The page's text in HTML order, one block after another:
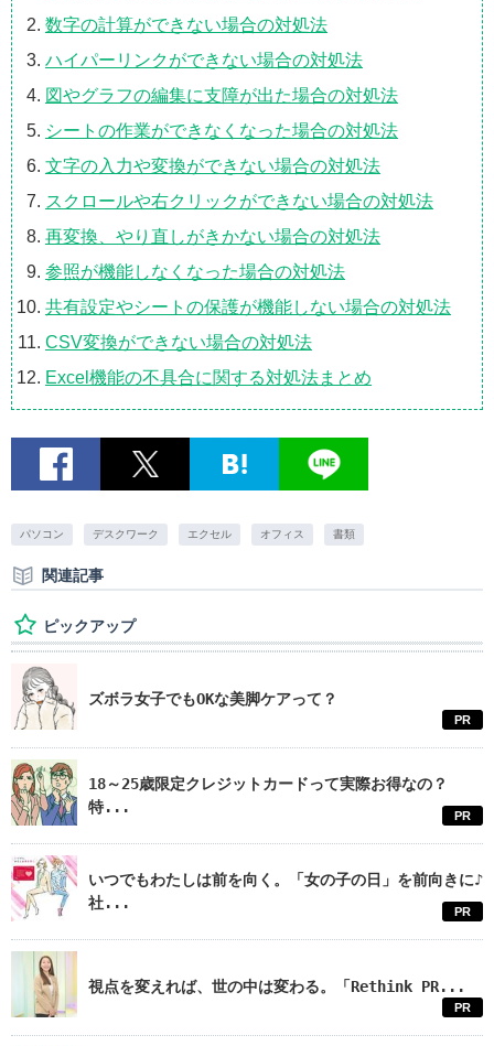
数字の計算ができない場合の対処法
ハイパーリンクができない場合の対処法
図やグラフの編集に支障が出た場合の対処法
シートの作業ができなくなった場合の対処法
文字の入力や変換ができない場合の対処法
スクロールや右クリックができない場合の対処法
再変換、やり直しがきかない場合の対処法
参照が機能しなくなった場合の対処法
共有設定やシートの保護が機能しない場合の対処法
CSV変換ができない場合の対処法
Excel機能の不具合に関する対処法まとめ
パソコン デスクワーク エクセル オフィス 書類
関連記事
ピックアップ
ズボラ女子でもOKな美脚ケアって？
PR
18～25歳限定クレジットカードって実際お得なの？
特...
PR
いつでもわたしは前を向く。「女の子の日」を前向きに♪
社...
PR
視点を変えれば、世の中は変わる。「Rethink PR...
PR